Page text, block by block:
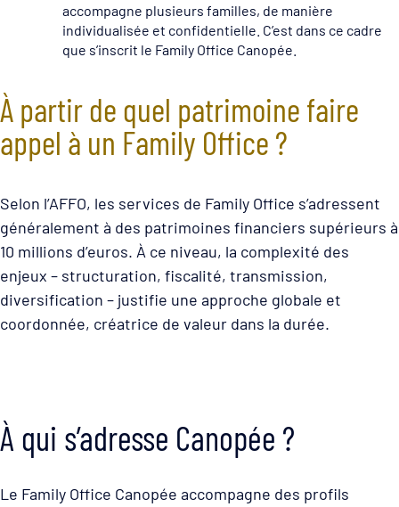
accompagne plusieurs familles, de manière
individualisée et confidentielle. C’est dans ce cadre
que s’inscrit le Family Office Canopée.
À partir de quel patrimoine faire
appel à un Family Office ?
Selon l’AFFO, les services de Family Office s’adressent
généralement à des patrimoines financiers supérieurs à
10 millions d’euros. À ce niveau, la complexité des
enjeux – structuration, fiscalité, transmission,
diversification – justifie une approche globale et
coordonnée, créatrice de valeur dans la durée.
À qui s’adresse Canopée ?
Le Family Office Canopée accompagne des profils